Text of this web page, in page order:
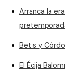
Arranca la
Betis y
El Écija